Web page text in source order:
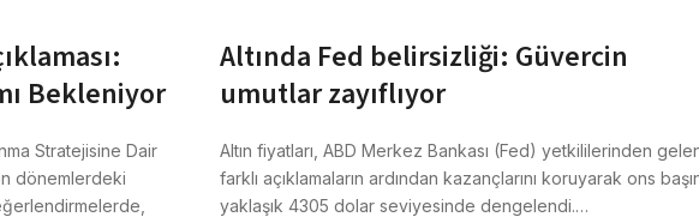
Bekleniyor
Stratejisine Dair
dönemlerdeki
Altında Fed belirsizliği: Güvercin
umutlar zayıflıyor
Altın fiyatları, ABD Merkez Bankası (Fed) yetkililerinden
farklı açıklamaların ardından kazançlarını koruyarak ons
yaklaşık 4305 dolar seviyesinde dengelendi.…